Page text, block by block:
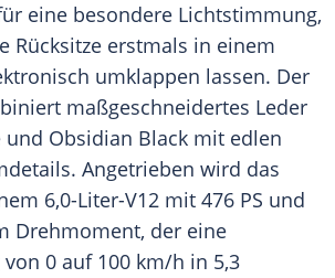
eine besondere Lichtstimmung,
Rücksitze erstmals in einem
umklappen lassen. Der
maßgeschneidertes Leder
und Obsidian Black mit edlen
Angetrieben wird das
6,0-Liter-V12 mit 476 PS und
Drehmoment, der eine
0 auf 100 km/h in 5,3